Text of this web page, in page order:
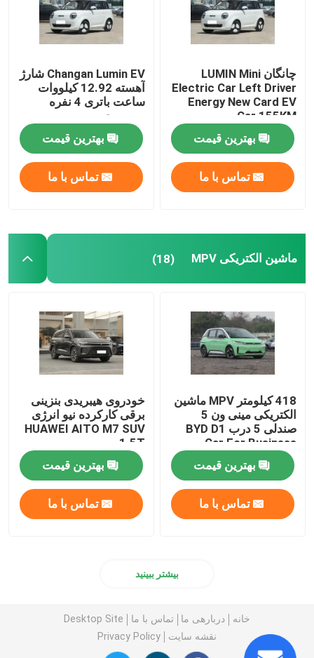
چانگان LUMIN Mini
Electric Car Left Driver
Energy New Card EV
Car 155KM
بهترین قیمت
تماس با ما
Changan Lumin EV شارژ
آهسته 12.92 کیلووات
ساعت باتری 4 نفره
سمت چپ
بهترین قیمت
تماس با ما
ماشین الکتریکی MPV (18)
418 کیلومتر MPV ماشین
الکتریکی مینی ون 5
صندلی 5 درب BYD D1
Car For Business
بهترین قیمت
تماس با ما
خودروی هیبریدی بنزینی
برقی کارکرده نیو انرژی
HUAWEI AITO M7 SUV
1.5T
بهترین قیمت
تماس با ما
بیشتر ببینید
خانه دربارهی ما تماس با ما
Desktop Site
نقشه سایت
Privacy Policy